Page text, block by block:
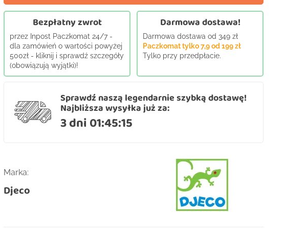
Bezpłatny zwrot
przez Inpost Paczkomat 24/7 -
dla zamówień o wartości powyżej
500zł - kliknij i sprawdź szczegóły
(obowiązują wyjątki)!
Darmowa dostawa!
Darmowa dostawa od 349 zł
Paczkomat tylko 7,9 od 199 zł
Tylko przy przedpłacie.
Sprawdź naszą legendarnie szybką dostawę!
Najbliższa wysyłka już za:
3 dni 01:45:14
Marka:
Djeco